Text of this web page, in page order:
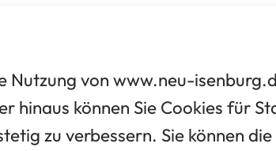
Nutzung von www.neu-
können Sie Cookies für
zu verbessern. Sie können